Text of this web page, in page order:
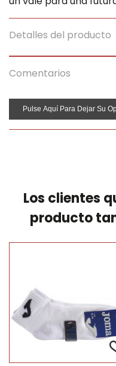
Detalles del producto
Comentarios
Pulse Aquí Para Dejar Su
Los clientes
producto